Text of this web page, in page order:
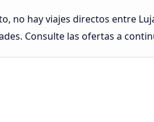
no hay viajes directos entre
Consulte las ofertas a